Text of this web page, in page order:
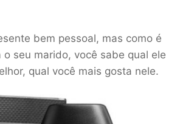
bem pessoal, mas como é
o seu marido, você sabe qual ele
qual você mais gosta nele.